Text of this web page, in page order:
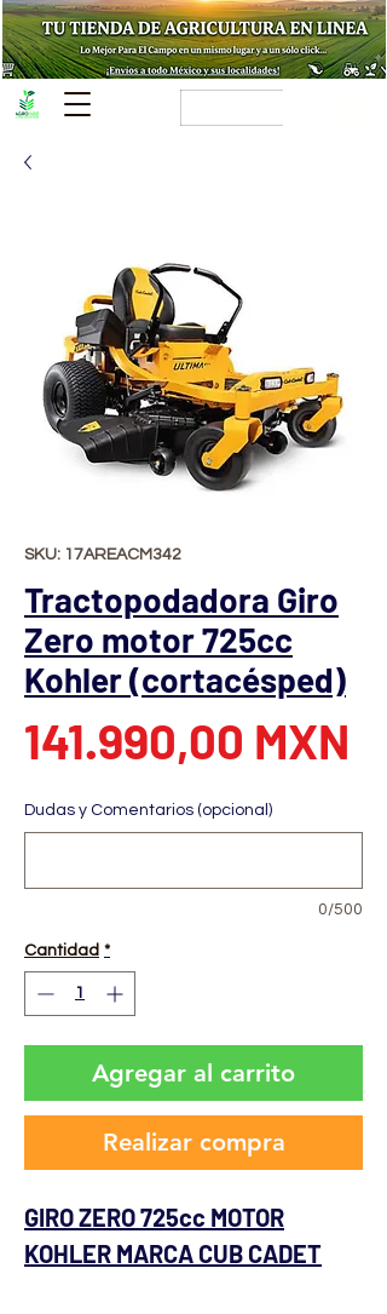
SKU: 17AREACM342
Tractopodadora Giro
Zero motor 725cc
Kohler (cortacésped)
141.990,00 MXN
Dudas y Comentarios (opcional)
0/500
Cantidad *
Agregar al carrito
Realizar compra
GIRO ZERO 725cc MOTOR
KOHLER MARCA CUB CADET